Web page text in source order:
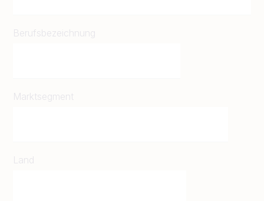
Berufsbezeichnung
Marktsegment
Land